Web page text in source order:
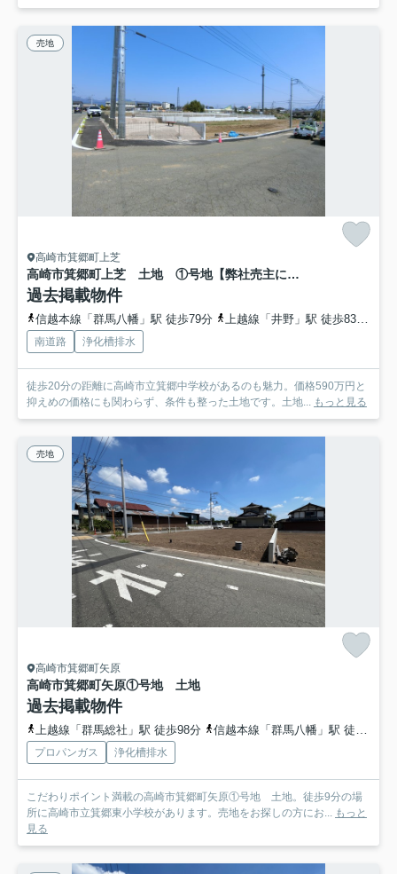
売地
高崎市箕郷町上芝
高崎市箕郷町上芝 土地 ①号地【弊社売主につき仲介手数料不要】
過去掲載物件
信越本線「群馬八幡」駅 徒歩79分 上越線「井野」駅 徒歩83分
南道路 浄化槽排水
徒歩20分の距離に高崎市立箕郷中学校があるのも魅力。価格590万円と
抑えめの価格にも関わらず、条件も整った土地です。土地...
もっと見る
売地
高崎市箕郷町矢原
高崎市箕郷町矢原①号地 土地
過去掲載物件
上越線「群馬総社」駅 徒歩98分 信越本線「群馬八幡」駅 徒歩102分
プロパンガス 浄化槽排水
こだわりポイント満載の高崎市箕郷町矢原①号地 土地。徒歩9分の場
所に高崎市立箕郷東小学校があります。売地をお探しの方にお...
もっと
見る